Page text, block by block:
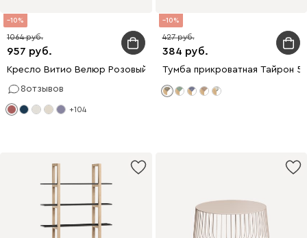
10
957
1064
Кресло Витио Велюр Розовый
8отзывов
+104
10
384
427
Тумба прикроватная Тайрон